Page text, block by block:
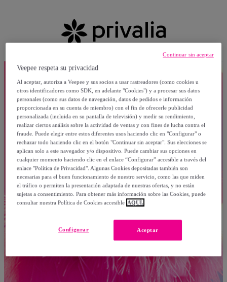
Veepee respeta su privacidad
Al aceptar, autoriza a Veepee y sus socios a usar rastreadores (como cookies u
otros identificadores como SDK, en adelante "Cookies") y a procesar sus datos
personales (como sus datos de navegación, datos de pedidos e información
proporcionada en su cuenta de miembro) con el fin de ofrecerle publicidad
personalizada (incluida en su pantalla de televisión) y medir su rendimiento,
realizar ciertos análisis sobre la actividad de ventas y con fines de lucha contra el
fraude. Puede elegir entre estos diferentes usos haciendo clic en "Configurar" o
rechazar todo haciendo clic en el botón "Continuar sin aceptar". Sus elecciones se
aplican solo a este navegador y/o dispositivo. Puede cambiar sus opciones en
cualquier momento haciendo clic en el enlace “Configurar” accesible a través del
enlace "Política de Privacidad". Algunas Cookies depositadas también son
necesarias para el buen funcionamiento de nuestro servicio, como las que miden
el tráfico o permiten la presentación adaptada de nuestras ofertas, y no están
sujetas a consentimiento. Para obtener más información sobre las Cookies, puede
consultar nuestra Política de Cookies accesible AQUÍ.
Aceptar
Configurar
Continuar sin aceptar